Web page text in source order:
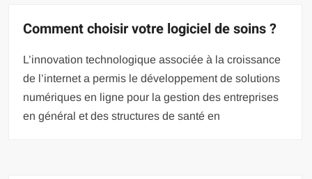
Comment choisir votre logiciel de soins ?
L’innovation technologique associée à la croissance
de l’internet a permis le développement de solutions
numériques en ligne pour la gestion des entreprises
en général et des structures de santé en